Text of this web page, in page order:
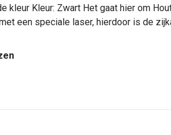
kleur Kleur: Zwart Het gaat hier om
een speciale laser, hierdoor is de